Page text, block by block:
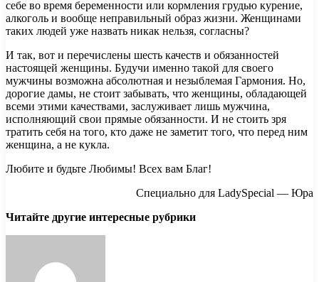
себе во время беременности или кормления грудью курение,
алкоголь и вообще неправильный образ жизни. Женщинами
таких людей уже назвать никак нельзя, согласны?
И так, вот и перечислены шесть качеств и обязанностей
настоящей женщины. Будучи именно такой для своего
мужчины возможна абсолютная и незыблемая Гармония. Но,
дорогие дамы, не стоит забывать, что женщины, обладающей
всеми этими качествами, заслуживает лишь мужчина,
исполняющий свои прямые обязанности. И не стоить зря
тратить себя на того, кто даже не заметит того, что перед ним
женщина, а не кукла.
Любите и будьте Любимы! Всех вам Благ!
Специально для LadySpecial — Юра
Читайте другие интересные рубрики